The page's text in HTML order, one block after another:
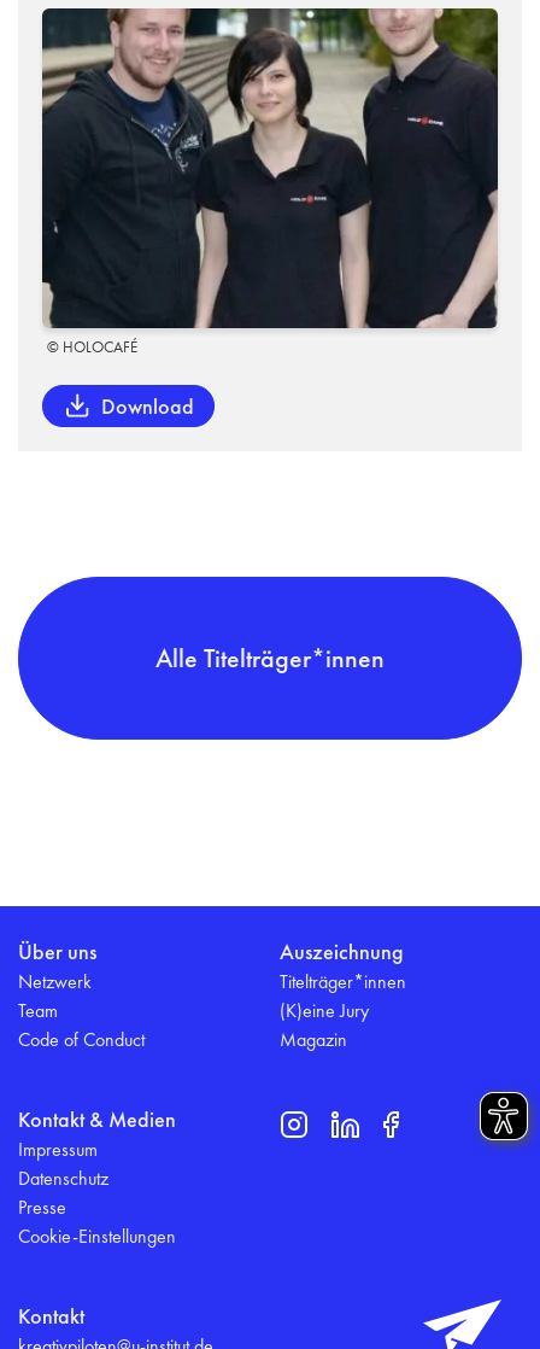
© HOLOCAFÉ
Download
Alle Titelträger*innen
Über uns
Netzwerk
Team
Code of Conduct
Auszeichnung
Titelträger*innen
(K)eine Jury
Magazin
Kontakt & Medien
Impressum
Datenschutz
Presse
Cookie-Einstellungen
Kontakt